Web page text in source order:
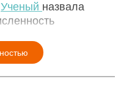
Ученый назвала